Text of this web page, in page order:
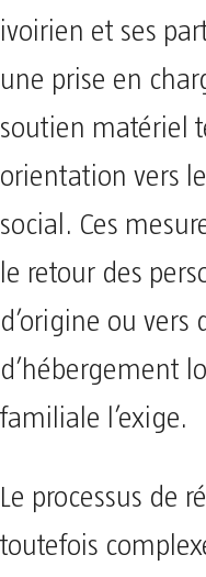
ivoirien et ses
une prise en
soutien matériel
orientation vers
social. Ces
le retour des
d’origine ou vers
d’hébergement
familiale l’exige.
Le processus de
toutefois